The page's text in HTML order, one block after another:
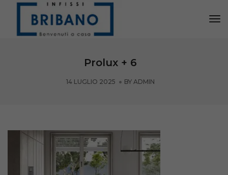
Prolux + 6
14 LUGLIO 2025 BY ADMIN